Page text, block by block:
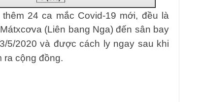
24 ca mắc Covid-19 mới, đều là
(Liên bang Nga)đến sân bay
5/2020 và được cách ly ngay sau khi
ra cộng đồng.